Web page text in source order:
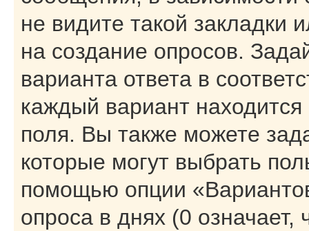
не видите такой
на создание опросов.
варианта ответа в
каждый вариант находится
поля. Вы также можете
которые могут выбрать
помощью опции
опроса в днях (0